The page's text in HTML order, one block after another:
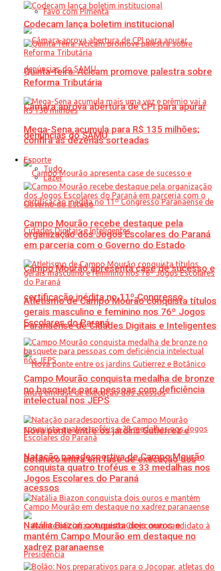
Favo com Pimenta
Câmara aprova abertura de CPI para apurar
denúncias do SAMU
Campo Mourão apresenta case de sucesso e
certificação inédita no 11º Congresso
Paranaense de Cidades Digitais e Inteligentes
Nova ponte entre os jardins Gutierrez e
Botânico entra em fase de execução dos
acessos
Codecam lança boletim institucional
Quinta-feira: Acicam promove palestra sobre
Reforma Tributária
Mega-Sena acumula para R$ 135 milhões;
confira as dezenas sorteadas
Esporte
Tudo
Lazer
Campo Mourão recebe destaque pela
organização dos Jogos Escolares do Paraná
em parceria com o Governo do Estado
Atletismo de Campo Mourão conquista títulos
gerais masculino e feminino nos 76º Jogos
Escolares do Paraná
Campo Mourão conquista medalha de bronze
no basquete para pessoas com deficiência
intelectual nos JEPS
Natação paradesportiva de Campo Mourão
conquista quatro troféus e 33 medalhas nos
Jogos Escolares do Paraná
Natália Biazon conquista dois ouros e
mantém Campo Mourão em destaque no
xadrez paranaense